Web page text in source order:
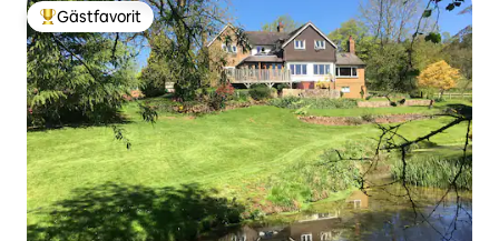
Populär gästfavorit
Gästfavorit